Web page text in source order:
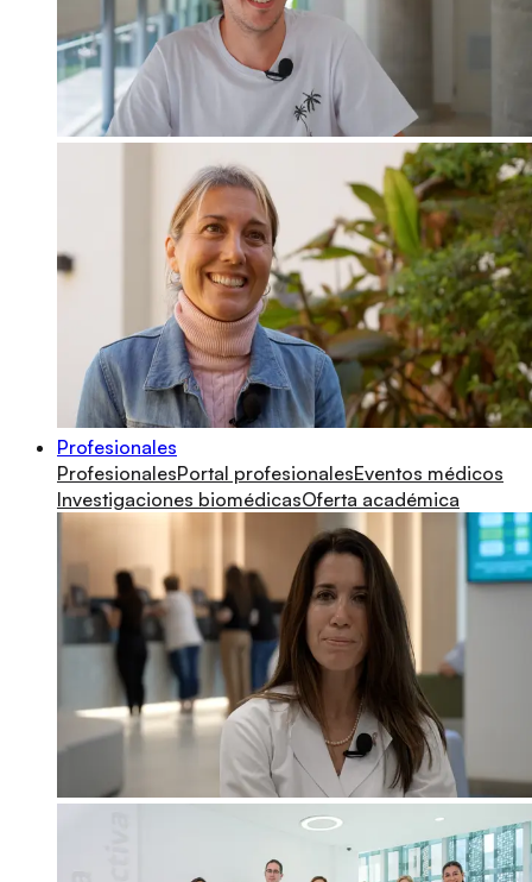
Profesionales
ProfesionalesPortal profesionalesEventos médicos
Investigaciones biomédicasOferta académica